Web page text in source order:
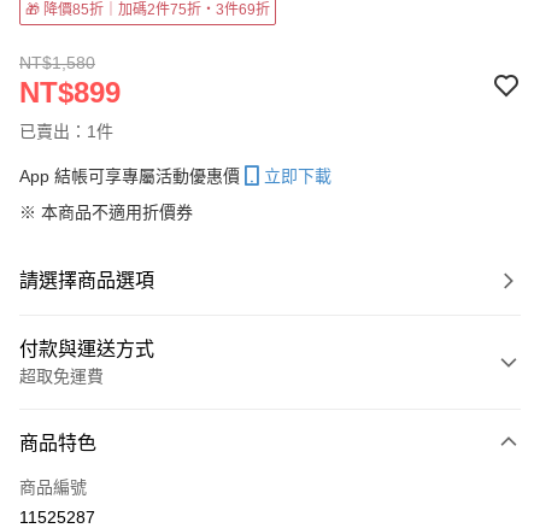
🎁 降價85折｜加碼2件75折・3件69折
NT$1,580
NT$899
已賣出：1件
App 結帳可享專屬活動優惠價
立即下載
※ 本商品不適用折價券
請選擇商品選項
付款與運送方式
超取免運費
信用卡一次付款
超商取貨付款
商品特色
商品編號
11525287